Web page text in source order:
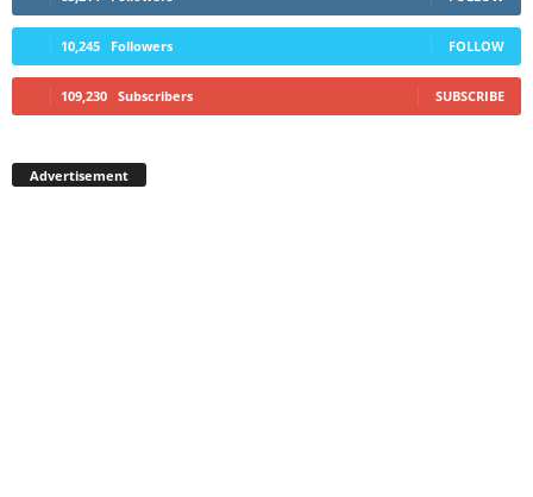
10,245 Followers FOLLOW
109,230 Subscribers SUBSCRIBE
Advertisement